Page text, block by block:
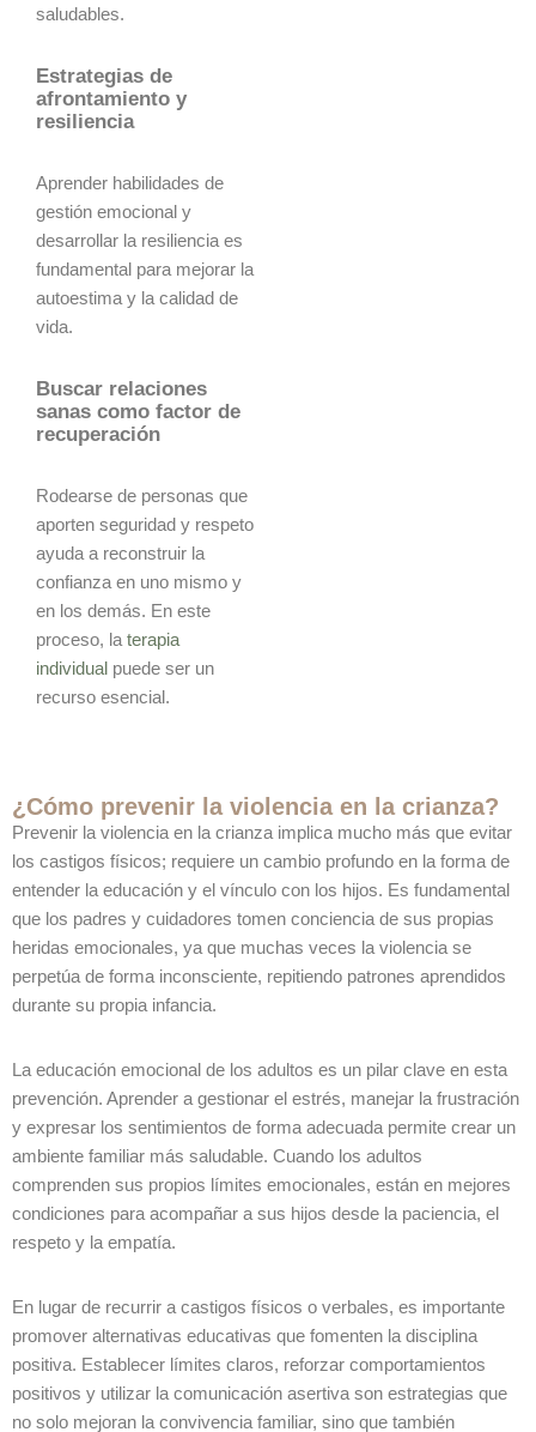
saludables.
Estrategias de
afrontamiento y
resiliencia
Aprender habilidades de
gestión emocional y
desarrollar la resiliencia es
fundamental para mejorar la
autoestima y la calidad de
vida.
Buscar relaciones
sanas como factor de
recuperación
Rodearse de personas que
aporten seguridad y respeto
ayuda a reconstruir la
confianza en uno mismo y
en los demás. En este
proceso, la terapia
individual puede ser un
recurso esencial.
¿Cómo prevenir la violencia en la crianza?
Prevenir la violencia en la crianza implica mucho más que evitar
los castigos físicos; requiere un cambio profundo en la forma de
entender la educación y el vínculo con los hijos. Es fundamental
que los padres y cuidadores tomen conciencia de sus propias
heridas emocionales, ya que muchas veces la violencia se
perpetúa de forma inconsciente, repitiendo patrones aprendidos
durante su propia infancia.
La educación emocional de los adultos es un pilar clave en esta
prevención. Aprender a gestionar el estrés, manejar la frustración
y expresar los sentimientos de forma adecuada permite crear un
ambiente familiar más saludable. Cuando los adultos
comprenden sus propios límites emocionales, están en mejores
condiciones para acompañar a sus hijos desde la paciencia, el
respeto y la empatía.
En lugar de recurrir a castigos físicos o verbales, es importante
promover alternativas educativas que fomenten la disciplina
positiva. Establecer límites claros, reforzar comportamientos
positivos y utilizar la comunicación asertiva son estrategias que
no solo mejoran la convivencia familiar, sino que también